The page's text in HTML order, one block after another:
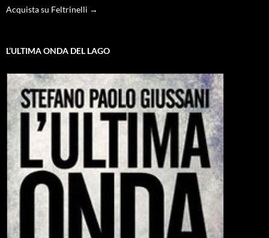
Acquista su Feltrinelli →
L’ULTIMA ONDA DEL LAGO